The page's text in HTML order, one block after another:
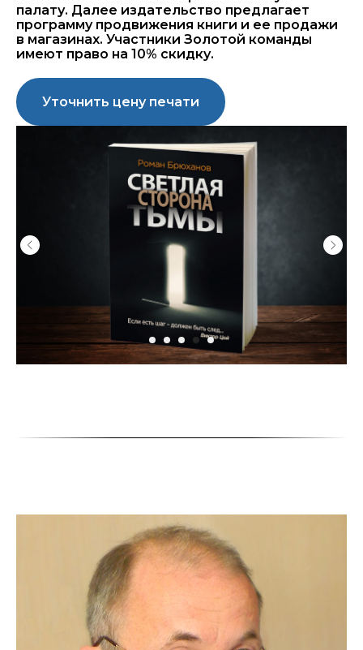
палату. Далее издательство предлагает
программу продвижения книги и ее продажи
в магазинах. Участники Золотой команды
имеют право на 10% скидку.
Уточнить цену печати